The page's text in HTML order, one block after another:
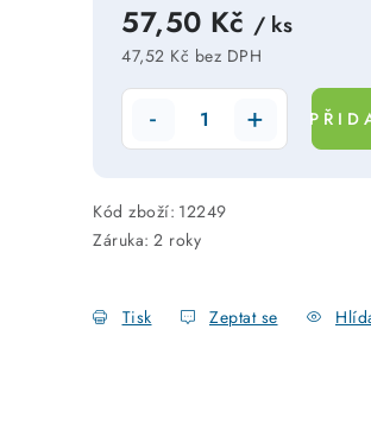
57,50 Kč / ks
47,52 Kč bez DPH
Kód zboží: 12249
Záruka: 2 roky
Tisk Zeptat se